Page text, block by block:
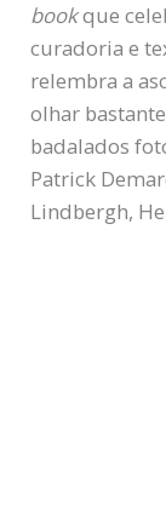
bookque
curadoria e
relembra a
olhar
badalados
Patrick
Lindbergh,